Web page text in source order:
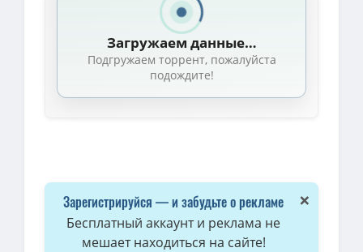
Загружаем данные…
Подгружаем торрент, пожалуйста
подождите!
×
Зарегистрируйся — и забудьте о рекламе
Бесплатный аккаунт и реклама не
мешает находиться на сайте!